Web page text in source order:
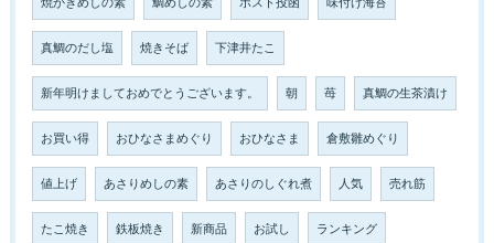
焼かきめしの素 鯛めしの素 ポスト投函 味付け海苔
真鯛のだし塩 焼きそば 下津井たこ
新年明けましておめでとうございます。 朝 苺 真鯛の生茶漬け
お買い得 おひなさまめぐり おひなさま 倉敷雛めぐり
値上げ あさりめしの素 あさりのしぐれ煮 人気 売れ筋
たこ焼き 鉄板焼き 新商品 お試し ランキング